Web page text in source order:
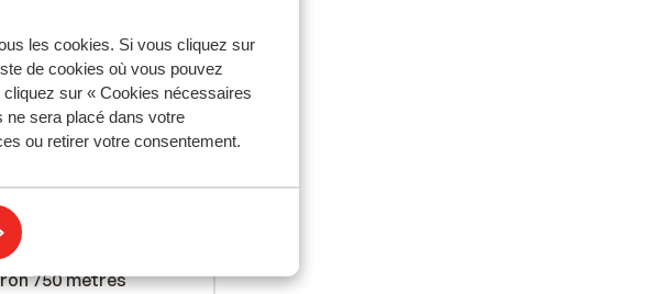
les cookies. Si vous cliquez sur
de cookies où vous pouvez
sur « Cookies nécessaires
ne sera placé dans votre
ou retirer votre consentement.
(plage de
mètres
750 mètres